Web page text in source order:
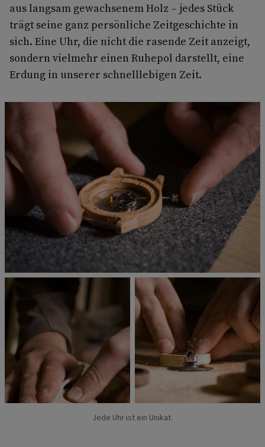
aus langsam gewachsenem Holz – jedes Stück
trägt seine ganz persönliche Zeitgeschichte in
sich. Eine Uhr, die nicht die rasende Zeit anzeigt,
sondern vielmehr einen Ruhepol darstellt, eine
Erdung in unserer schnelllebigen Zeit.
Jede Uhr ist ein Unikat.